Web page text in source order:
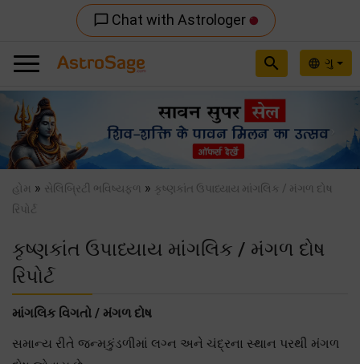
chat_bubble_outline Chat with Astrologer
language ગુ
search
Previous
હોમ » સેલિબ્રિટી ભવિષ્યફળ » કૃષ્ણકાંત ઉપાધ્યાય માંગલિક / મંગળ દોષ
રિપોર્ટ
કૃષ્ણકાંત ઉપાધ્યાય માંગલિક / મંગળ દોષ
રિપોર્ટ
માંગલિક વિગતો / મંગળ દોષ
સમાન્ય રીતે જન્મકુંડળીમાં લગ્ન અને ચંદ્રના સ્થાન પરથી મંગળ